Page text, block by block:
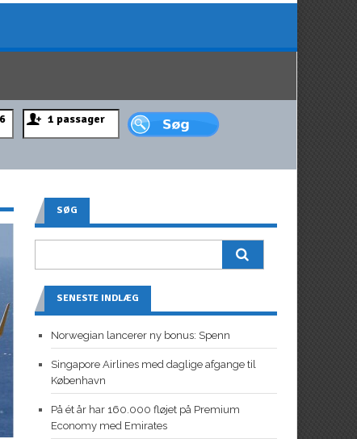
SØG
SENESTE INDLÆG
Norwegian lancerer ny bonus: Spenn
Singapore Airlines med daglige afgange til
København
På ét år har 160.000 fløjet på Premium
Economy med Emirates